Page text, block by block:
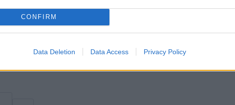
CONFIRM
Data Deletion Data Access Privacy Policy
vár még rád! Nézz szét!